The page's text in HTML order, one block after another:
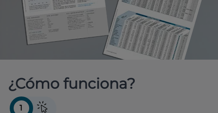
¿Cómo funciona?
1